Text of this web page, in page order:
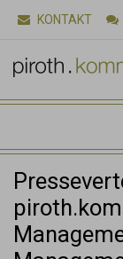
KONTAKT